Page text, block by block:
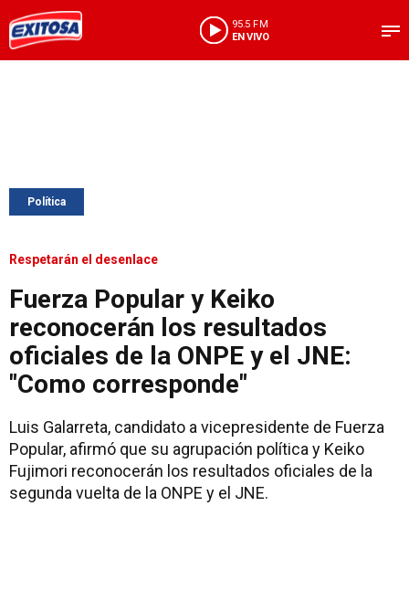
95.5 FM
EN VIVO
Política
Respetarán el desenlace
Fuerza Popular y Keiko
reconocerán los resultados
oficiales de la ONPE y el JNE:
"Como corresponde"
Luis Galarreta, candidato a vicepresidente de Fuerza
Popular, afirmó que su agrupación política y Keiko
Fujimori reconocerán los resultados oficiales de la
segunda vuelta de la ONPE y el JNE.